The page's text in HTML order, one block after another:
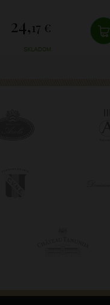
24,17 €
SKLADOM